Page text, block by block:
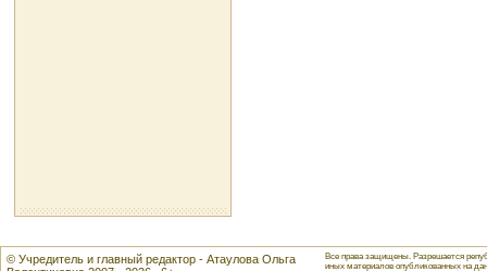
© Учредитель и главный редактор - Атаулова Ольга
Все права защищены. Разрешается
иных материалов опубликованных на